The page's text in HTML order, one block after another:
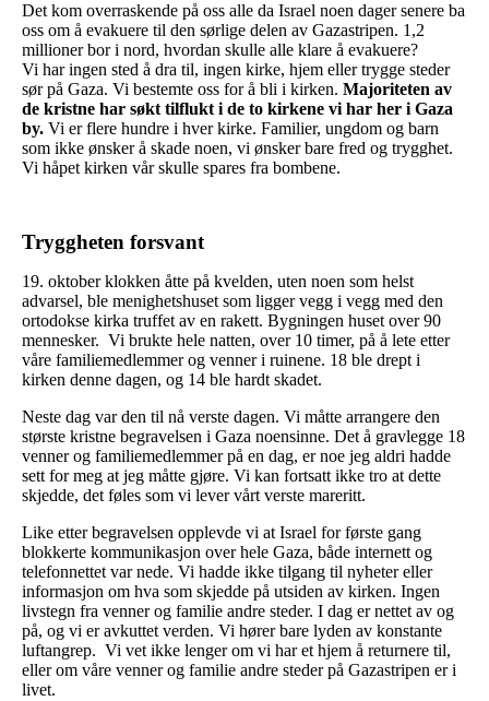
Det kom overraskende på oss alle da Israel noen dager senere ba
oss om å evakuere til den sørlige delen av Gazastripen. 1,2
millioner bor i nord, hvordan skulle alle klare å evakuere?
Vi har ingen sted å dra til, ingen kirke, hjem eller trygge steder
sør på Gaza. Vi bestemte oss for å bli i kirken. Majoriteten av
de kristne har søkt tilflukt i de to kirkene vi har her i Gaza
by. Vi er flere hundre i hver kirke. Familier, ungdom og barn
som ikke ønsker å skade noen, vi ønsker bare fred og trygghet.
Vi håpet kirken vår skulle spares fra bombene.
Tryggheten forsvant
19. oktober klokken åtte på kvelden, uten noen som helst
advarsel, ble menighetshuset som ligger vegg i vegg med den
ortodokse kirka truffet av en rakett. Bygningen huset over 90
mennesker. Vi brukte hele natten, over 10 timer, på å lete etter
våre familiemedlemmer og venner i ruinene. 18 ble drept i
kirken denne dagen, og 14 ble hardt skadet.
Neste dag var den til nå verste dagen. Vi måtte arrangere den
største kristne begravelsen i Gaza noensinne. Det å gravlegge 18
venner og familiemedlemmer på en dag, er noe jeg aldri hadde
sett for meg at jeg måtte gjøre. Vi kan fortsatt ikke tro at dette
skjedde, det føles som vi lever vårt verste mareritt.
Like etter begravelsen opplevde vi at Israel for første gang
blokkerte kommunikasjon over hele Gaza, både internett og
telefonnettet var nede. Vi hadde ikke tilgang til nyheter eller
informasjon om hva som skjedde på utsiden av kirken. Ingen
livstegn fra venner og familie andre steder. I dag er nettet av og
på, og vi er avkuttet verden. Vi hører bare lyden av konstante
luftangrep. Vi vet ikke lenger om vi har et hjem å returnere til,
eller om våre venner og familie andre steder på Gazastripen er i
livet.